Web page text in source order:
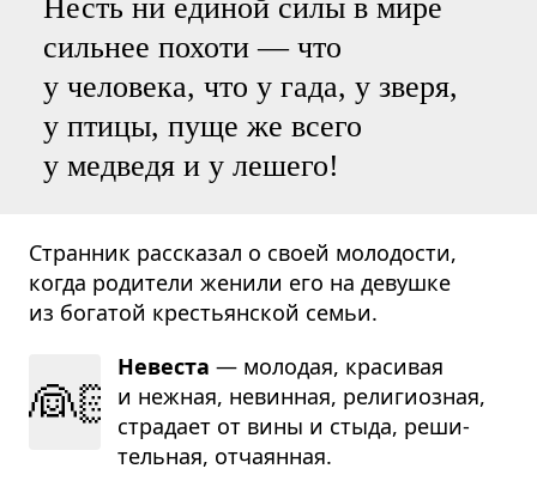
Несть ни единой силы в мире
сильнее похоти — что
у человека, что у гада, у зверя,
у птицы, пуще же всего
у медведя и у лешего!
Странник рассказал о своей молодости,
когда родители женили его на девушке
из богатой крестьянской семьи.
👰🏻
Невеста — моло­дая, кра­си­вая
и неж­ная, невин­ная, рели­ги­оз­ная,
стра­дает от вины и стыда, реши­
тель­ная, отча­ян­ная.